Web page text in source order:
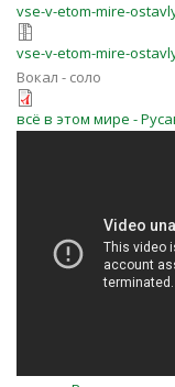
vse-v-etom-mire-
vse-v-etom-mire-
Вокал - соло
всё в этом мире -